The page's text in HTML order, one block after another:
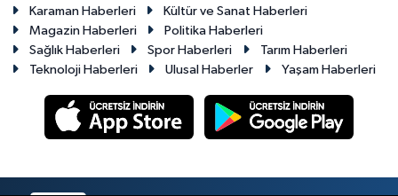
Karaman Haberleri
Kültür ve Sanat Haberleri
Magazin Haberleri
Politika Haberleri
Sağlık Haberleri
Spor Haberleri
Tarım Haberleri
Teknoloji Haberleri
Ulusal Haberler Yaşam Haberleri